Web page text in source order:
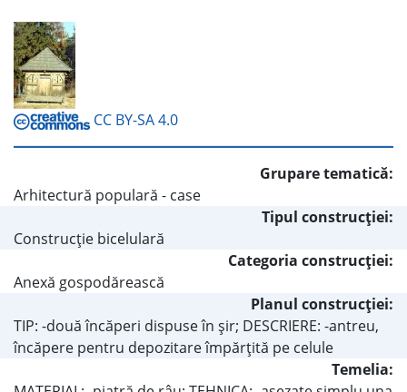
CC BY-SA 4.0
Grupare tematică:
Arhitectură populară - case
Tipul construcţiei:
Construcţie bicelulară
Categoria construcţiei:
Anexă gospodărească
Planul construcţiei:
TIP: -două încăperi dispuse în şir; DESCRIERE: -antreu,
încăpere pentru depozitare împărţită pe celule
Temelia: